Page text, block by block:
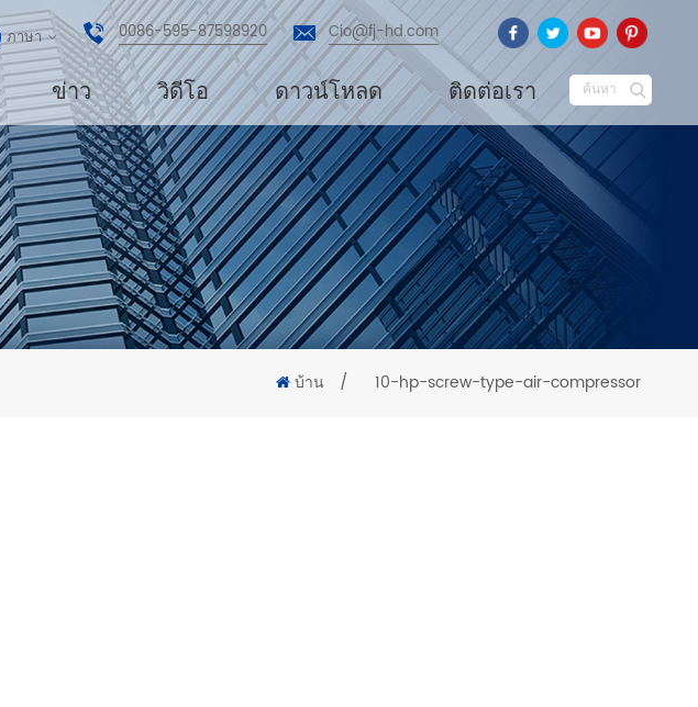
ภาษา 0086-595-87598920 Cio@fj-hd.com
ข่าว วิดีโอ ดาวน์โหลด ติดต่อเรา ค้นหา
บ้าน / 10-hp-screw-type-air-compressor